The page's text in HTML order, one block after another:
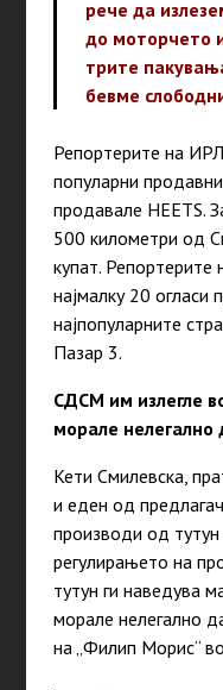
рече да
до моторчето
трите
бевме
Репортерите на
популарни
продавале HEETS.
500 километри од
купат. Репортерите
најмалку 20 огласи
најпопуларните
Пазар 3.
СДСМ им излегле
морале нелегално
Кети Смилевска,
и еден од
производи од
регулирањето на
тутун ги наведува
морале нелегално
на „Филип Морис“